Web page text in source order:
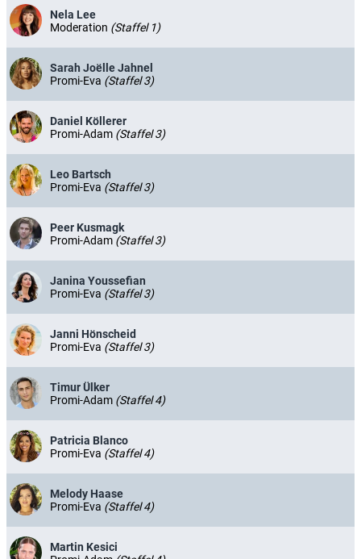
Nela Lee
Moderation (Staffel 1)
Sarah Joëlle Jahnel
Promi-Eva (Staffel 3)
Daniel Köllerer
Promi-Adam (Staffel 3)
Leo Bartsch
Promi-Eva (Staffel 3)
Peer Kusmagk
Promi-Adam (Staffel 3)
Janina Youssefian
Promi-Eva (Staffel 3)
Janni Hönscheid
Promi-Eva (Staffel 3)
Timur Ülker
Promi-Adam (Staffel 4)
Patricia Blanco
Promi-Eva (Staffel 4)
Melody Haase
Promi-Eva (Staffel 4)
Martin Kesici